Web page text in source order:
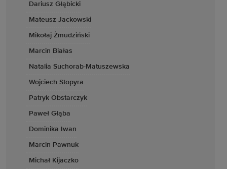
Dariusz Głąbicki
Mateusz Jackowski
Mikołaj Żmudziński
Marcin Białas
Natalia Suchorab-Matuszewska
Wojciech Stopyra
Patryk Obstarczyk
Paweł Głąba
Dominika Iwan
Marcin Pawnuk
Michał Kijaczko